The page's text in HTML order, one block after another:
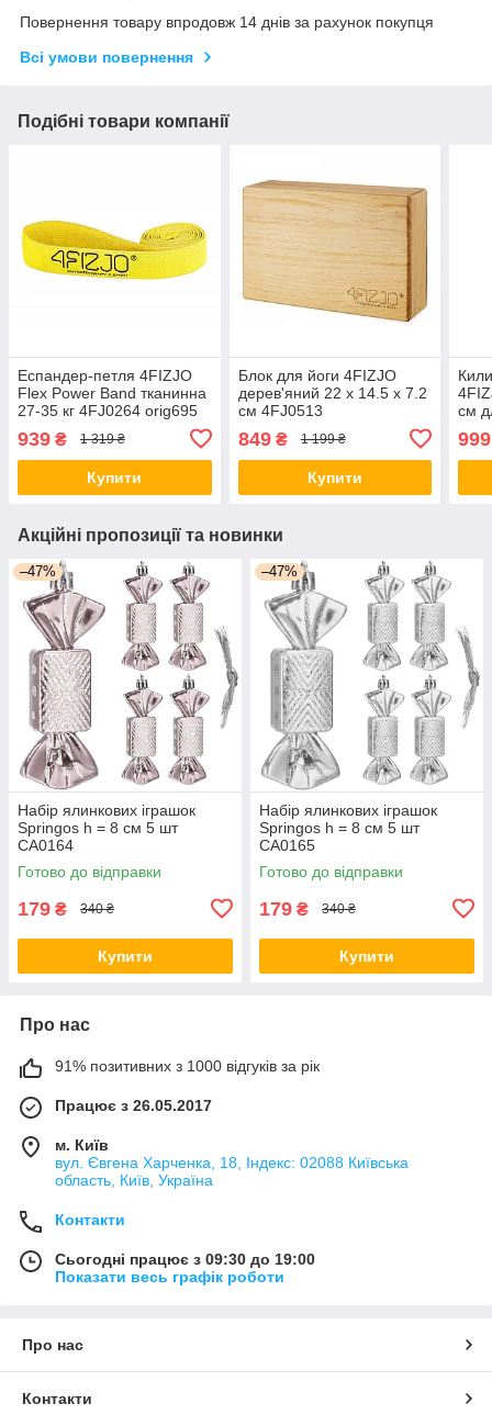
Повернення товару впродовж 14 днів за рахунок покупця
Всі умови повернення
Подібні товари компанії
Еспандер-петля 4FIZJO
Flex Power Band тканинна
27-35 кг 4FJ0264 orig695
939 ₴ 1 319 ₴
Купити
Блок для йоги 4FIZJO
дерев'яний 22 x 14.5 x 7.2
см 4FJ0513
849₴ 1 199 ₴
Купити
см
999
Акційні пропозиції та новинки
–47%
Набір ялинкових іграшок
Springos h = 8 см 5 шт
CA0164
Готово до відправки
179 ₴ 340 ₴
Купити
–47%
Набір ялинкових іграшок
Springos h = 8 см 5 шт
CA0165
Готово до відправки
179 ₴ 340 ₴
Купити
Про нас
91% позитивних з 1000 відгуків за рік
Працює з 26.05.2017
м. Київ
вул. Євгена Харченка, 18, Індекс: 02088 Київська
область, Київ, Україна
Контакти
Сьогодні працює з 09:30 до 19:00
Показати весь графік роботи
Про нас
Контакти